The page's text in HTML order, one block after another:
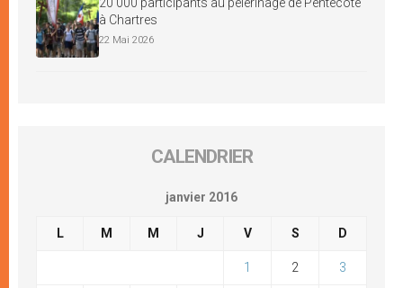
20 000 participants au pèlerinage de Pentecôte
à Chartres
22 Mai 2026
CALENDRIER
janvier 2016
L M M J V S D
1 2 3